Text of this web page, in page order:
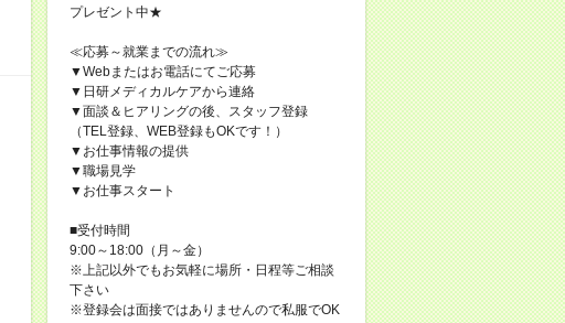
プレゼント中★
≪応募～就業までの流れ≫
▼Webまたはお電話にてご応募
▼日研メディカルケアから連絡
▼面談＆ヒアリングの後、スタッフ登録
（TEL登録、WEB登録もOKです！）
▼お仕事情報の提供
▼職場見学
▼お仕事スタート
■受付時間
9:00～18:00（月～金）
※上記以外でもお気軽に場所・日程等ご相談
下さい
※登録会は面接ではありませんので私服でOK